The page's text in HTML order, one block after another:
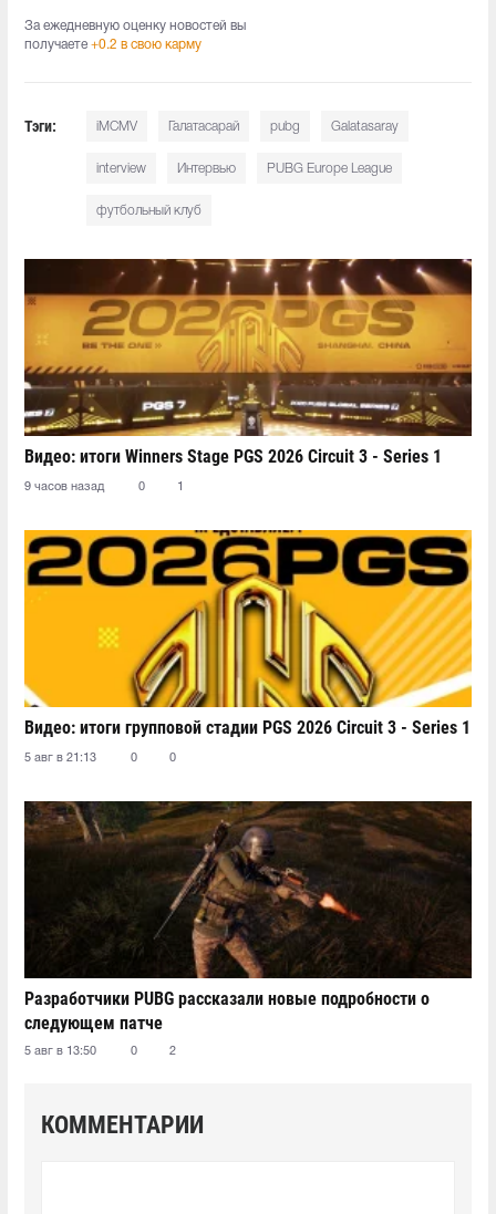
За ежедневную оценку новостей вы
получаете +0.2 в свою карму
Тэги: iMCMV Галатасарай pubg Galatasaray
interview Интервью PUBG Europe League
футбольный клуб
Видео: итоги Winners Stage PGS 2026 Circuit 3 - Series 1
9 часов назад 0 1
Видео: итоги групповой стадии PGS 2026 Circuit 3 - Series 1
5 авг в 21:13 0 0
Разработчики PUBG рассказали новые подробности о
следующем патче
5 авг в 13:50 0 2
КОММЕНТАРИИ